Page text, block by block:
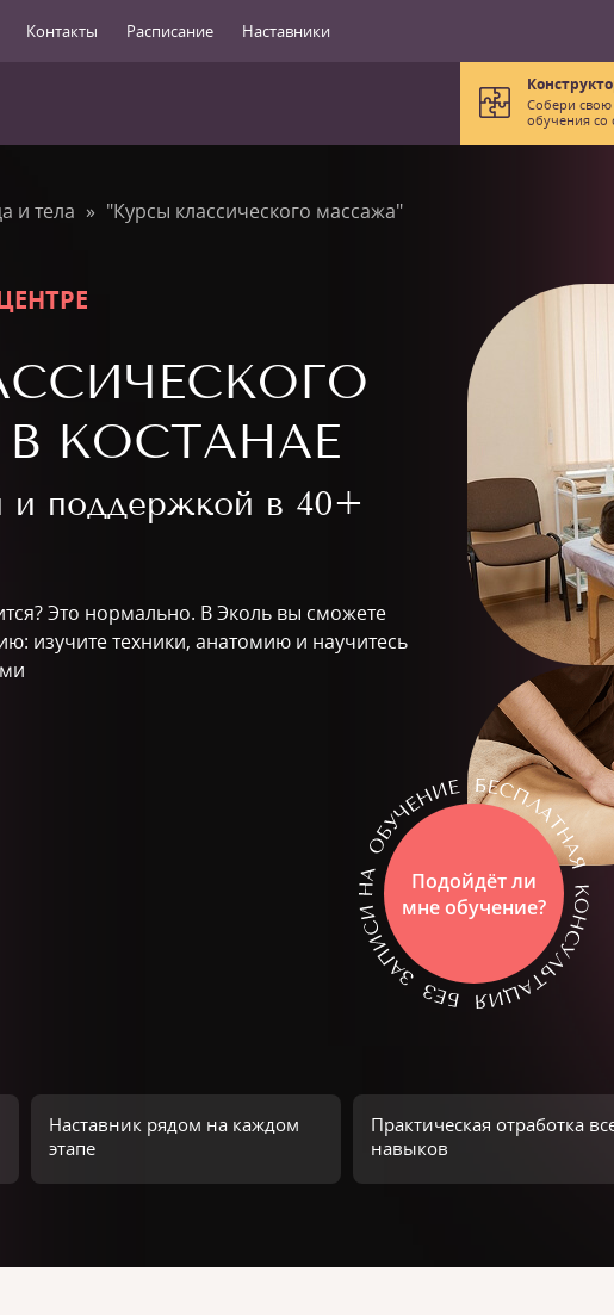
Контакты Расписание Наставники
Собери
обучения со
и тела "Курсы классического массажа"
КОСТАНАЕ
и поддержкой в 40+
Это нормально. В Эколь вы сможете
изучите техники, анатомию и научитесь
Подойдёт ли
мне обучение?
Наставник рядом на каждом
этапе
Практическая отработка
навыков